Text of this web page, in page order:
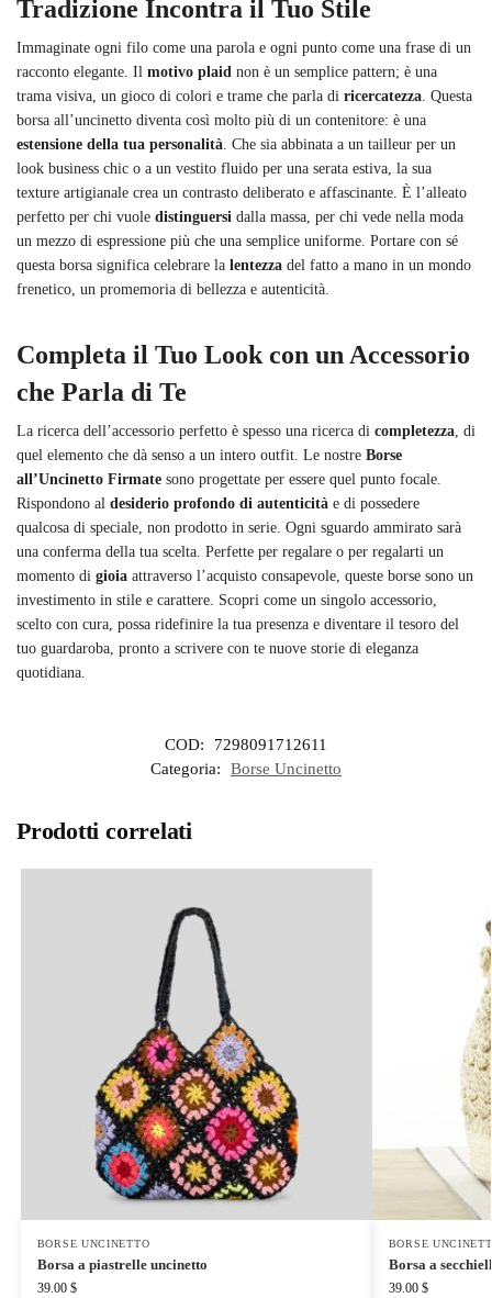
Tradizione Incontra il Tuo Stile
Immaginate ogni filo come una parola e ogni punto come una frase di un
racconto elegante. Il motivo plaid non è un semplice pattern; è una
trama visiva, un gioco di colori e trame che parla di ricercatezza . Questa
borsa all’uncinetto diventa così molto più di un contenitore: è una
estensione della tua personalità . Che sia abbinata a un tailleur per un
look business chic o a un vestito fluido per una serata estiva, la sua
texture artigianale crea un contrasto deliberato e affascinante. È l’alleato
perfetto per chi vuole distinguersi dalla massa, per chi vede nella moda
un mezzo di espressione più che una semplice uniforme. Portare con sé
questa borsa significa celebrare la lentezza del fatto a mano in un mondo
frenetico, un promemoria di bellezza e autenticità.
Completa il Tuo Look con un Accessorio
che Parla di Te
La ricerca dell’accessorio perfetto è spesso una ricerca di completezza , di
quel elemento che dà senso a un intero outfit. Le nostre Borse
all’Uncinetto Firmate sono progettate per essere quel punto focale.
Rispondono al desiderio profondo di autenticità e di possedere
qualcosa di speciale, non prodotto in serie. Ogni sguardo ammirato sarà
una conferma della tua scelta. Perfette per regalare o per regalarti un
momento di gioia attraverso l’acquisto consapevole, queste borse sono un
investimento in stile e carattere. Scopri come un singolo accessorio,
scelto con cura, possa ridefinire la tua presenza e diventare il tesoro del
tuo guardaroba, pronto a scrivere con te nuove storie di eleganza
quotidiana.
COD:
7298091712611
Categoria:
Borse Uncinetto
Prodotti correlati
BORSE UNCINETTO
Borsa a piastrelle uncinetto
39.00 $
BORSE
Borsa a
39.00 $